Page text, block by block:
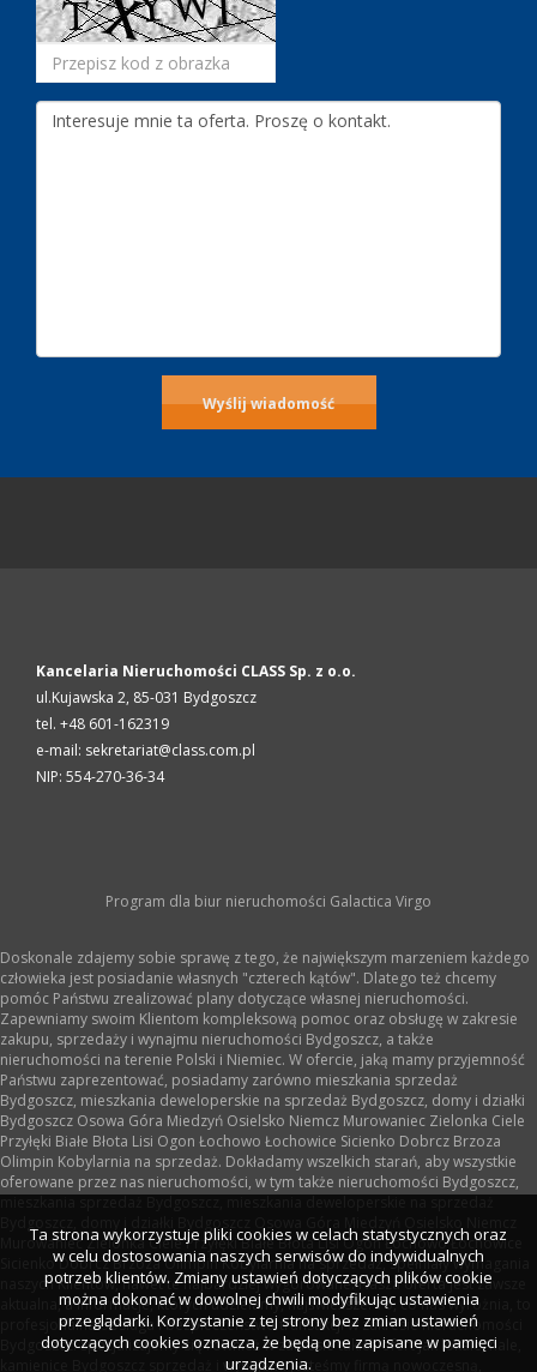
Kancelaria Nieruchomości CLASS Sp. z o.o.
ul.Kujawska 2, 85-031 Bydgoszcz
tel. +48 601-162319
e-mail: sekretariat@class.com.pl
NIP: 554-270-36-34
Program dla biur nieruchomości Galactica Virgo
Ta strona wykorzystuje pliki cookies w celach statystycznych oraz
w celu dostosowania naszych serwisów do indywidualnych
potrzeb klientów. Zmiany ustawień dotyczących plików cookie
można dokonać w dowolnej chwili modyfikując ustawienia
przeglądarki. Korzystanie z tej strony bez zmian ustawień
dotyczących cookies oznacza, że będą one zapisane w pamięci
urządzenia.
Doskonale zdajemy sobie sprawę z tego, że największym marzeniem każdego
człowieka jest posiadanie własnych "czterech kątów". Dlatego też chcemy
pomóc Państwu zrealizować plany dotyczące własnej nieruchomości.
Zapewniamy swoim Klientom kompleksową pomoc oraz obsługę w zakresie
zakupu, sprzedaży i wynajmu nieruchomości Bydgoszcz, a także
nieruchomości na terenie Polski i Niemiec. W ofercie, jaką mamy przyjemność
Państwu zaprezentować, posiadamy zarówno mieszkania sprzedaż
Bydgoszcz, mieszkania deweloperskie na sprzedaż Bydgoszcz, domy i działki
Bydgoszcz Osowa Góra Miedzyń Osielsko Niemcz Murowaniec Zielonka Ciele
Przyłęki Białe Błota Lisi Ogon Łochowo Łochowice Sicienko Dobrcz Brzoza
Olimpin Kobylarnia na sprzedaż. Dokładamy wszelkich starań, aby wszystkie
oferowane przez nas nieruchomości, w tym także nieruchomości Bydgoszcz,
Bydgoszcz, domy i działki Bydgoszcz Osowa Góra Miedzyń Osielsko Niemcz
Murowaniec Zielonka Ciele Przyłęki Białe Błota Lisi Ogon Łochowo Łochowice
Sicienko Dobrcz Brzoza Olimpin Kobylarnia na sprzedaż, spełniały wymagania
naszych Klientów, nawet te najbardziej wygórowane. Nasza oferta jest zawsze
aktualna, a informacje, których udzielamy, najświeższe. To, co nas wyróżnia, to
profesjonalna obsługa i bezpieczeństwo transakcji w zakresie nieruchomości
Bydgoszcz. Specjalizujemy się również w zakresie takich ofert jak lokale, hale,
kamienice Bydgoszcz sprzedaż i wynajem. Jesteśmy firmą nowoczesną,